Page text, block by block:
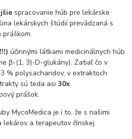
spracovanie húb pre lekárske
lekárskych štúdií prevádzaná s
účinnými látkami medicinálnych húb
β-(1, 3)-D-glukány). Zatiaľ čo v
% polysacharidov, v extraktoch
sú teda asi30x
prášok.
MycoMedica je i to, že s našimi
a terapeutov čínskej